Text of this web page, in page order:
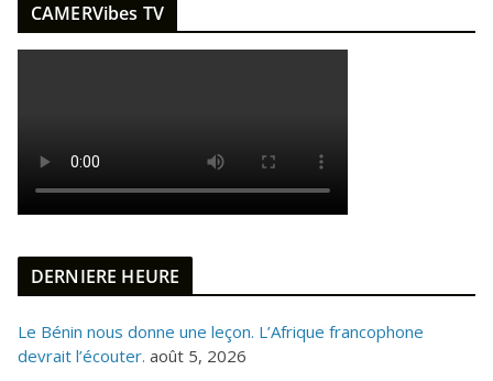
CAMERVibes TV
DERNIERE HEURE
Le Bénin nous donne une leçon. L’Afrique francophone
devrait l’écouter. août 5, 2026